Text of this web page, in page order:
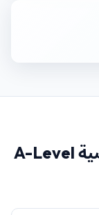
دروس خصوصية A-Level